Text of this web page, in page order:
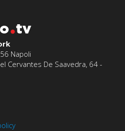
tv
Napoli
Cervantes De Saavedra, 64 -